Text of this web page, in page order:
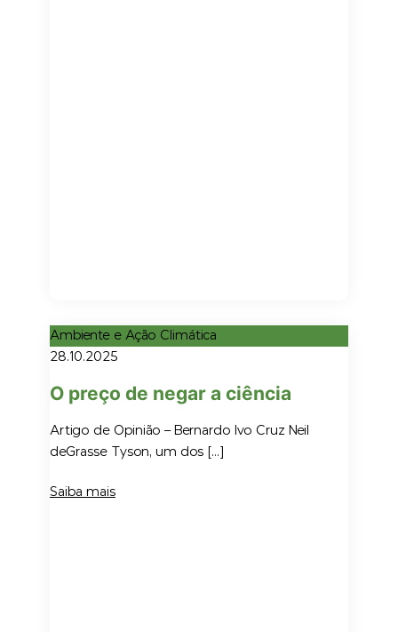
Ambiente e Ação Climática
28.10.2025
O preço de negar a ciência
Artigo de Opinião – Bernardo Ivo Cruz Neil
deGrasse Tyson, um dos […]
Saiba mais